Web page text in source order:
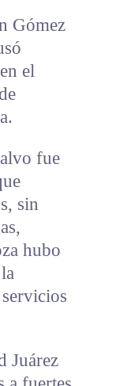
Gómez
el
fue
sin
hubo
Juárez